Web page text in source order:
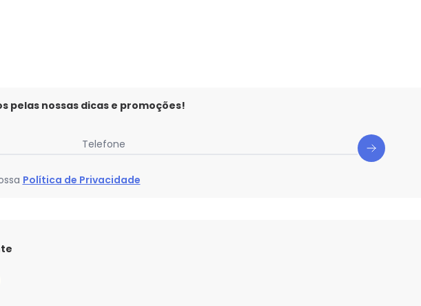
pelas nossas dicas e promoções!
Telefone
Política de Privacidade